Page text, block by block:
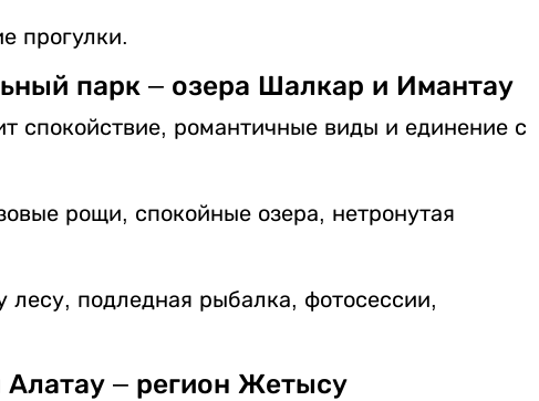
прогулки.
парк – озера Шалкар и Имантау
спокойствие, романтичные виды и единение с
рощи, спокойные озера, нетронутая
лесу, подледная рыбалка, фотосессии,
– регион Жетысу